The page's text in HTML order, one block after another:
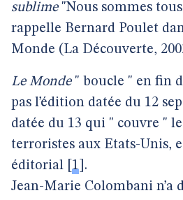
sublime "Nous sommes
rappelle Bernard Poulet
Monde (La Découverte,
Le Monde" boucle " en fin
pas l’édition datée du 12
datée du 13 qui " couvre "
terroristes aux Etats-Unis,
éditorial 1 .
Jean-Marie Colombani n’a